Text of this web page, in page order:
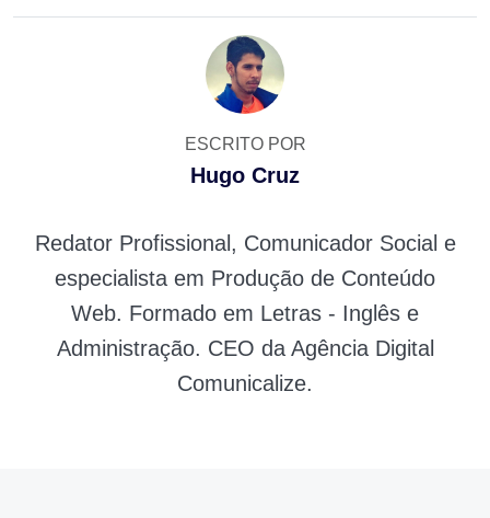
ESCRITO POR
Hugo Cruz
Redator Profissional, Comunicador Social e
especialista em Produção de Conteúdo
Web. Formado em Letras - Inglês e
Administração. CEO da Agência Digital
Comunicalize.